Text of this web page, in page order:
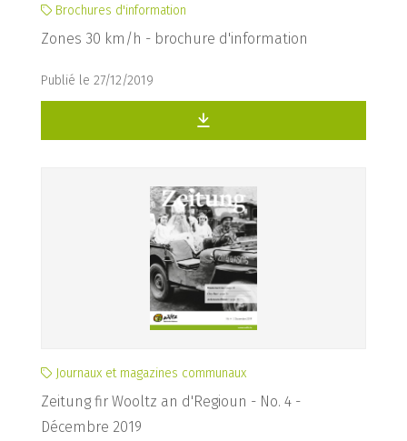
Brochures d'information
Zones 30 km/h - brochure d'information
Publié le 27/12/2019
Journaux et magazines communaux
Zeitung fir Wooltz an d'Regioun - No. 4 -
Décembre 2019